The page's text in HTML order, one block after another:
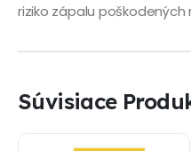
riziko zápalu poškodených
Súvisiace